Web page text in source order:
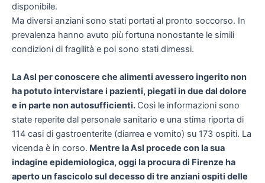
disponibile.
Ma diversi anziani sono stati portati al pronto soccorso. In
prevalenza hanno avuto più fortuna nonostante le simili
condizioni di fragilità e poi sono stati dimessi.
La Asl per conoscere che alimenti avessero ingerito non
ha potuto intervistare i pazienti, piegati in due dal dolore
e in parte non autosufficienti. Così le informazioni sono
state reperite dal personale sanitario e una stima riporta di
114 casi di gastroenterite (diarrea e vomito) su 173 ospiti. La
vicenda è in corso. Mentre la Asl procede con la sua
indagine epidemiologica, oggi la procura di Firenze ha
aperto un fascicolo sul decesso di tre anziani ospiti delle